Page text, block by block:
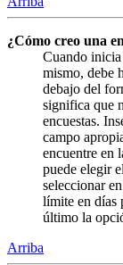
¿Cómo creo una
Cuando
mismo, debe
debajo del
significa que
encuestas.
campo
encuentre en
puede elegir
seleccionar
límite en días
último la
Arriba